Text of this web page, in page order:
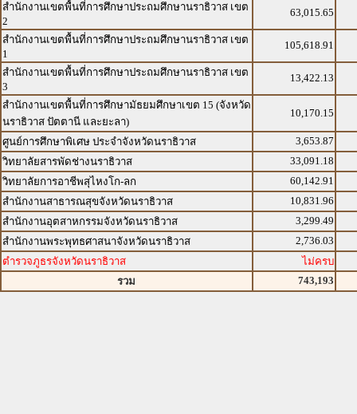
สำนักงานเขตพื้นที่การศึกษาประถมศึกษานราธิวาส เขต
2
63,015.65
สำนักงานเขตพื้นที่การศึกษาประถมศึกษานราธิวาส เขต
1
105,618.91
สำนักงานเขตพื้นที่การศึกษาประถมศึกษานราธิวาส เขต
3
13,422.13
สำนักงานเขตพื้นที่การศึกษามัธยมศึกษาเขต 15 (จังหวัด
นราธิวาส ปัตตานี และยะลา)
10,170.15
ศูนย์การศึกษาพิเศษ ประจำจังหวัดนราธิวาส
3,653.87
วิทยาลัยสารพัดช่างนราธิวาส
33,091.18
วิทยาลัยการอาชีพสุไหงโก-ลก
60,142.91
สำนักงานสาธารณสุขจังหวัดนราธิวาส
10,831.96
สำนักงานอุตสาหกรรมจังหวัดนราธิวาส
3,299.49
สำนักงานพระพุทธศาสนาจังหวัดนราธิวาส
2,736.03
ตำรวจภูธรจังหวัดนราธิวาส
ไม่ครบ
รวม
743,193